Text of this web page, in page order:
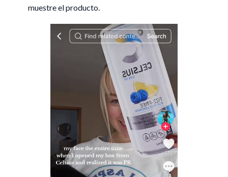
muestre el producto.